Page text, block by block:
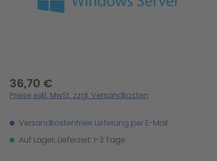
36,70 €
Preise exkl. MwSt. zzgl. Versandkosten
Versandkostenfreie Lieferung per E-Mail
Auf Lager, Lieferzeit: 1-3 Tage